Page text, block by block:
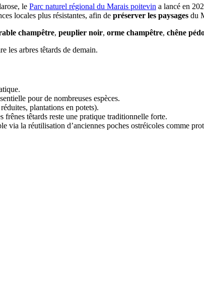
le Parc naturel régional du Marais poitevin a lancé en
locales plus résistantes, afin de préserver les paysages du
champêtre, peuplier noir, orme champêtre, chêne
les arbres têtards de demain.
pour de nombreuses espèces.
plantations en potets).
frênes têtards reste une pratique traditionnelle forte.
via la réutilisation d’anciennes poches ostréicoles comme